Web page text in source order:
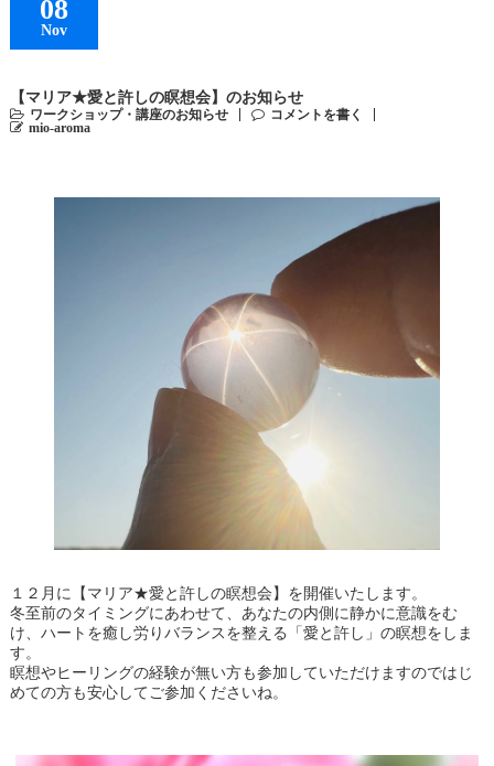
08
Nov
【マリア★愛と許しの瞑想会】のお知らせ
ワークショップ・講座のお知らせ
コメントを書く
mio-aroma
１２月に【マリア★愛と許しの瞑想会】を開催いたします。
冬至前のタイミングにあわせて、あなたの内側に静かに意識をむ
け、ハートを癒し労りバランスを整える「愛と許し」の瞑想をしま
す。
瞑想やヒーリングの経験が無い方も参加していただけますのではじ
めての方も安心してご参加くださいね。